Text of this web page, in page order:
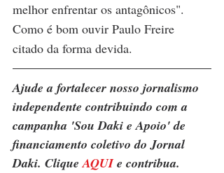
melhor enfrentar os antagônicos".
Como é bom ouvir Paulo Freire
citado da forma devida.
Ajude a fortalecer nosso jornalismo
independente contribuindo com a
campanha 'Sou Daki e Apoio' de
financiamento coletivo do Jornal
Daki. Clique AQUI e contribua.